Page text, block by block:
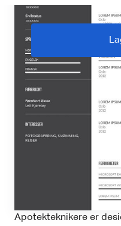
Apotekteknikere er